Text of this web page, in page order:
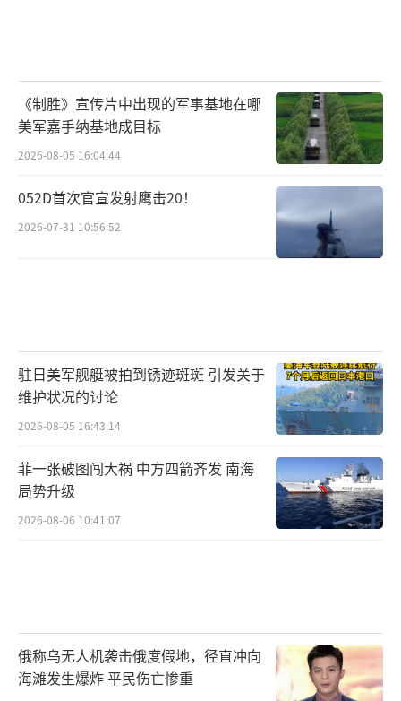
《制胜》宣传片中出现的军事基地在哪
美军嘉手纳基地成目标
2026-08-05 16:04:44
052D首次官宣发射鹰击20！
2026-07-31 10:56:52
驻日美军舰艇被拍到锈迹斑斑 引发关于
维护状况的讨论
2026-08-05 16:43:14
菲一张破图闯大祸 中方四箭齐发 南海
局势升级
2026-08-06 10:41:07
俄称乌无人机袭击俄度假地，径直冲向
海滩发生爆炸 平民伤亡惨重